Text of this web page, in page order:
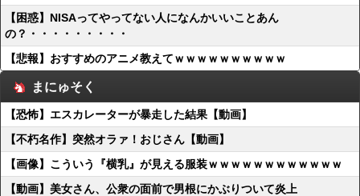
【困惑】NISAってやってない人になんかいいことあん
の？・・・・・・・・・
【悲報】おすすめのアニメ教えてｗｗｗｗｗｗｗｗｗｗ
まにゅそく
【恐怖】エスカレーターが暴走した結果【動画】
【不朽名作】突然オラァ！おじさん【動画】
【画像】こういう『横乳』が見える服装ｗｗｗｗｗｗｗｗｗｗｗｗ
【動画】美女さん、公衆の面前で男根にかぶりついて炎上